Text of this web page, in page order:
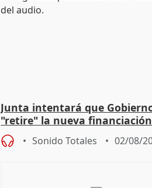
Junta intentará que
"retire" la nueva
puede ser saqueo a las arcas"
Sonido Totales 02/08/